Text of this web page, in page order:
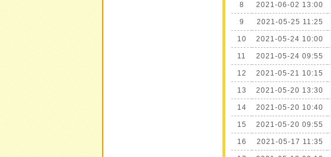
8 2021-06-02 13:00
9 2021-05-25 11:25
10 2021-05-24 10:00
11 2021-05-24 09:55
12 2021-05-21 10:15
13 2021-05-20 13:30
14 2021-05-20 10:40
15 2021-05-20 09:55
16 2021-05-17 11:35